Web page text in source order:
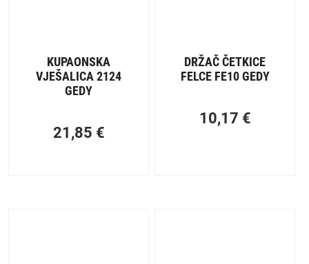
KUPAONSKA
VJEŠALICA 2124
GEDY
21,85 €
DRŽAČ ČETKICE
FELCE FE10 GEDY
10,17 €